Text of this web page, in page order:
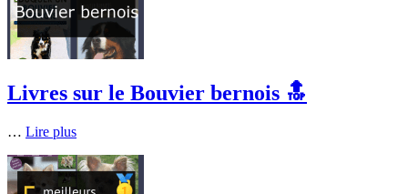
Livres sur le Bouvier bernois 🔝
… Lire plus